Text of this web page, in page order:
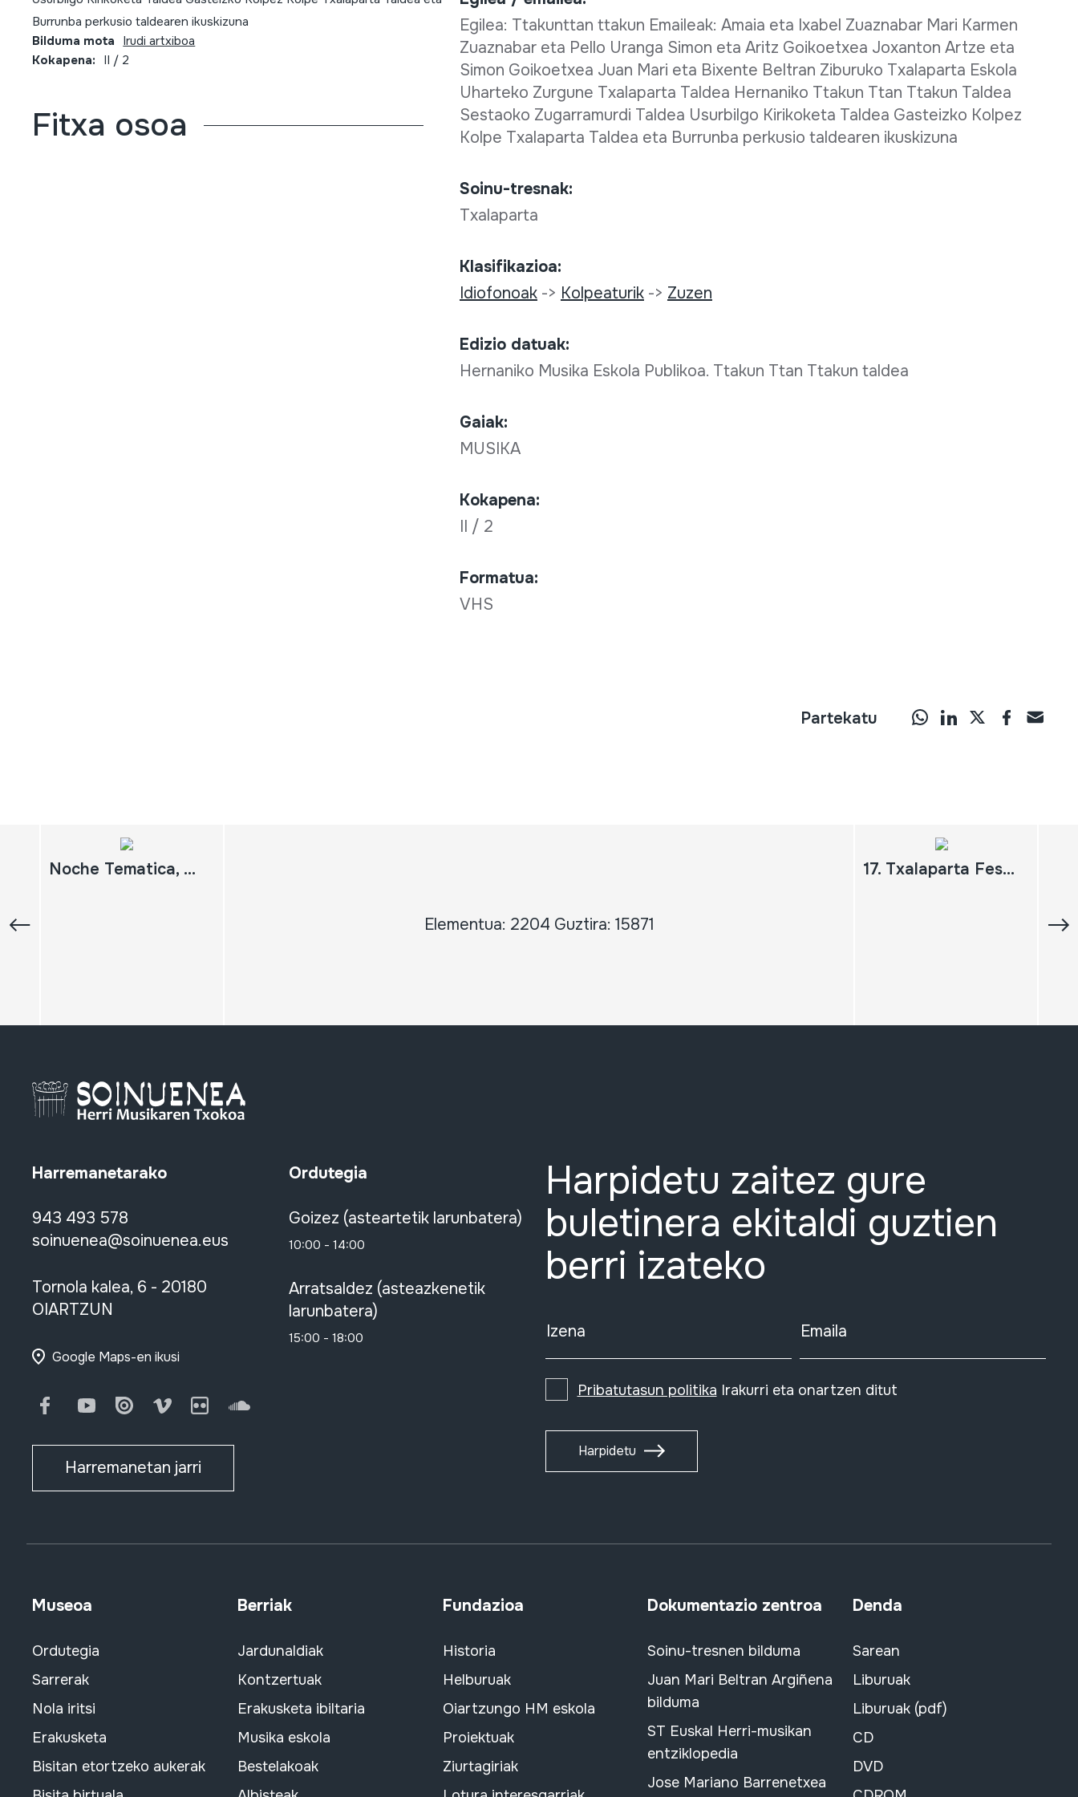
Burrunba perkusio taldearen ikuskizuna
Bilduma mota Irudi artxiboa
Kokapena: II / 2
Fitxa osoa
Egilea: Ttakunttan ttakun Emaileak: Amaia eta Ixabel Zuaznabar Mari Karmen
Zuaznabar eta Pello Uranga Simon eta Aritz Goikoetxea Joxanton Artze eta
Simon Goikoetxea Juan Mari eta Bixente Beltran Ziburuko Txalaparta Eskola
Uharteko Zurgune Txalaparta Taldea Hernaniko Ttakun Ttan Ttakun Taldea
Sestaoko Zugarramurdi Taldea Usurbilgo Kirikoketa Taldea Gasteizko Kolpez
Kolpe Txalaparta Taldea eta Burrunba perkusio taldearen ikuskizuna
Soinu-tresnak:
Txalaparta
Klasifikazioa:
Idiofonoak-> Kolpeaturik-> Zuzen
Edizio datuak:
Hernaniko Musika Eskola Publikoa. Ttakun Ttan Ttakun taldea
Gaiak:
MUSIKA
Kokapena:
II / 2
Formatua:
VHS
Partekatu
Elementua: 2204 Guztira: 15871
Noche Tematica, Percusion. TVE2 1997. Percusión en Madrid El latido de los continentes. Senegal 17. Txalaparta Festa; (Bideo 1) Osteguneko hitzaldia, Joxanton Artze; Ostiraleko Emanaldia: Aztarnak Kolektiboa; Larunbata goizeko saio libreak
Harremanetarako
943 493 578
soinuenea@soinuenea.eus
Tornola kalea, 6 - 20180
OIARTZUN
Google Maps-en ikusi
FacebookYoutubeIssuu Vimeo FlickrSoundCloud
Harremanetan jarri
Ordutegia
Goizez (asteartetik larunbatera)
10:00 - 14:00
Arratsaldez (asteazkenetik
larunbatera)
15:00 - 18:00
Harpidetu zaitez gure
buletinera ekitaldi guztien
berri izateko
Izena Emaila
Pribatutasun politika Irakurri eta onartzen ditut
Harpidetu
Museoa
Ordutegia
Sarrerak
Nola iritsi
Erakusketa
Bisitan etortzeko aukerak
Berriak
Jardunaldiak
Kontzertuak
Erakusketa ibiltaria
Musika eskola
Bestelakoak
Fundazioa
Historia
Helburuak
Oiartzungo HM eskola
Proiektuak
Ziurtagiriak
Dokumentazio zentroa
Soinu-tresnen bilduma
Juan Mari Beltran Argiñena
bilduma
ST Euskal Herri-musikan
entziklopedia
Jose Mariano Barrenetxea
Denda
Sarean
Liburuak
Liburuak (pdf)
CD
DVD